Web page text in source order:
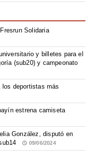
Solidaria
y billetes para el
(sub20) y campeonato
los deportistas más
estrena camiseta
González, disputó en
09/06/2024